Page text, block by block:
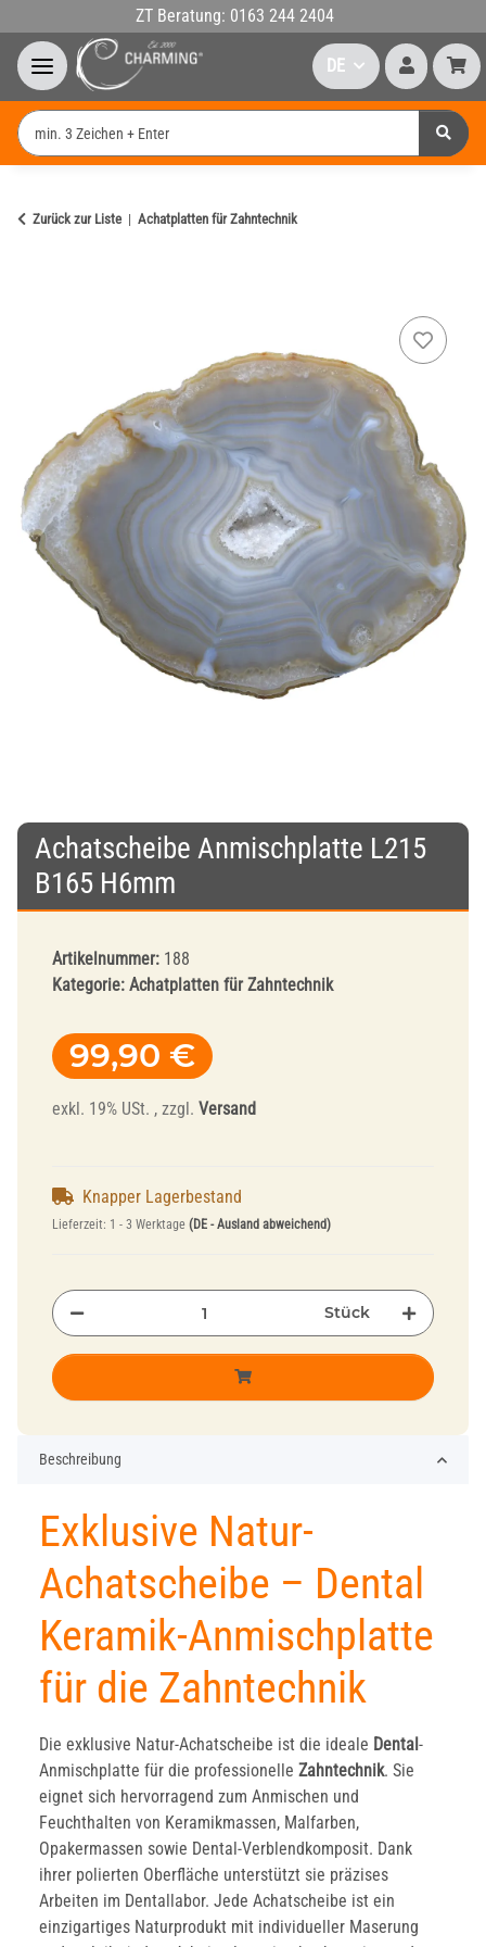
ZT Beratung: 0163 244 2404
DE
Zurück zur Liste Achatplatten für Zahntechnik
Achatscheibe Anmischplatte L215
B165 H6mm
Artikelnummer: 188
Kategorie: Achatplatten für Zahntechnik
99,90 €
exkl. 19% USt. , zzgl. Versand
Knapper Lagerbestand
Lieferzeit: 1 - 3 Werktage (DE - Ausland abweichend)
Stück
Beschreibung
Exklusive Natur-
Achatscheibe – Dental
Keramik-Anmischplatte
für die Zahntechnik
Die exklusive Natur-Achatscheibe ist die ideale Dental -
Anmischplatte für die professionelle Zahntechnik. Sie
eignet sich hervorragend zum Anmischen und
Feuchthalten von Keramikmassen, Malfarben,
Opakermassen sowie Dental-Verblendkomposit. Dank
ihrer polierten Oberfläche unterstützt sie präzises
Arbeiten im Dentallabor. Jede Achatscheibe ist ein
einzigartiges Naturprodukt mit individueller Maserung